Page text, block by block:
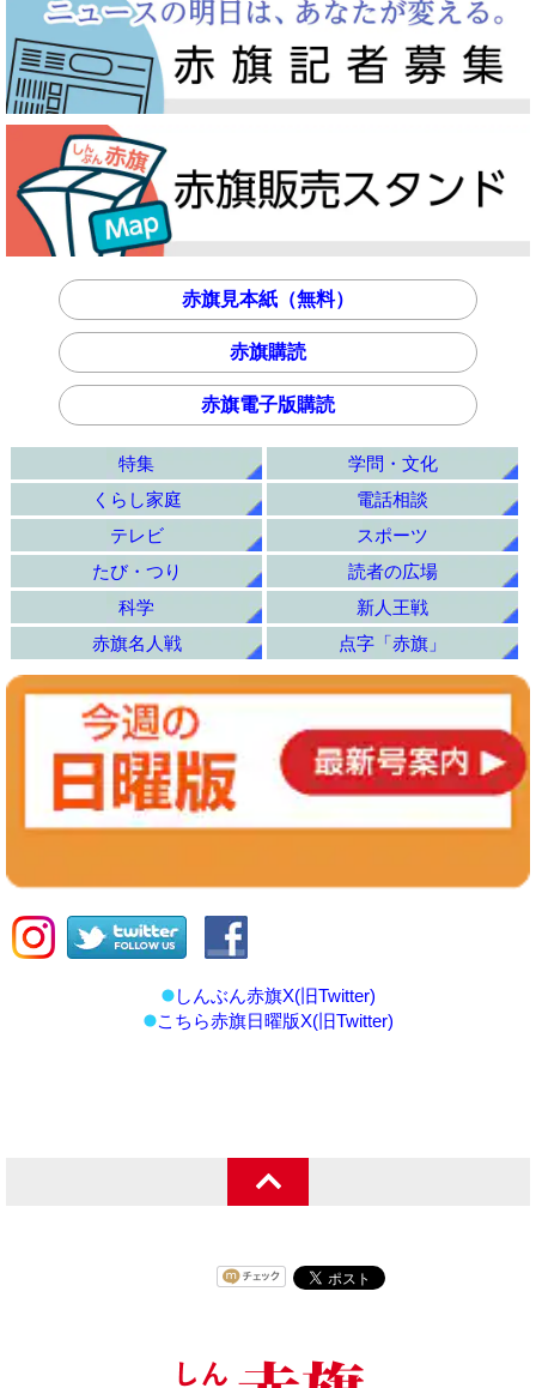
赤旗見本紙（無料）
赤旗購読
赤旗電子版購読
特集
学問・文化
くらし家庭
電話相談
テレビ
スポーツ
たび・つり
読者の広場
科学
新人王戦
赤旗名人戦
点字「赤旗」
しんぶん赤旗X(旧Twitter)
こちら赤旗日曜版X(旧Twitter)